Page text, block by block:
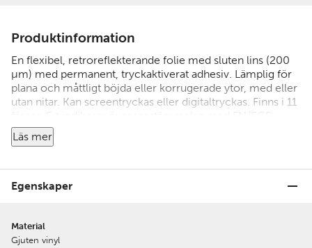
Produktinformation
En flexibel, retroreflekterande folie med sluten lins (200
µm) med permanent, tryckaktiverat adhesiv. Lämplig för
plana och måttligt böjda eller korrugerade ytor, med eller
utan nitar. Kan screentryckas eller digitaltryckas. Finns i 11
föreskrift 104. Upp till 8 års hållbarhet.
Läs mer
Egenskaper
Material
Gjuten vinyl